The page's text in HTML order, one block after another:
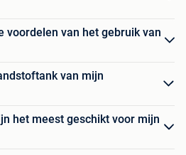
voordelen van het gebruik van
van mijn
het meest geschikt voor mijn